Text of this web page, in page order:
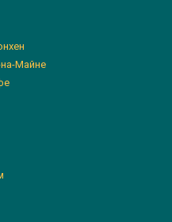
Майне